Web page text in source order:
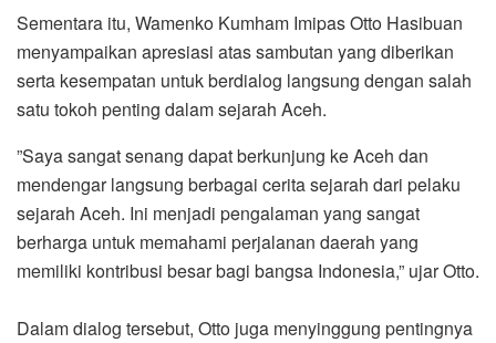
‎Sementara itu, Wamenko Kumham Imipas Otto Hasibuan
menyampaikan apresiasi atas sambutan yang diberikan
serta kesempatan untuk berdialog langsung dengan salah
satu tokoh penting dalam sejarah Aceh.
‎”Saya sangat senang dapat berkunjung ke Aceh dan
mendengar langsung berbagai cerita sejarah dari pelaku
sejarah Aceh. Ini menjadi pengalaman yang sangat
berharga untuk memahami perjalanan daerah yang
memiliki kontribusi besar bagi bangsa Indonesia,” ujar Otto.
‎Dalam dialog tersebut, Otto juga menyinggung pentingnya